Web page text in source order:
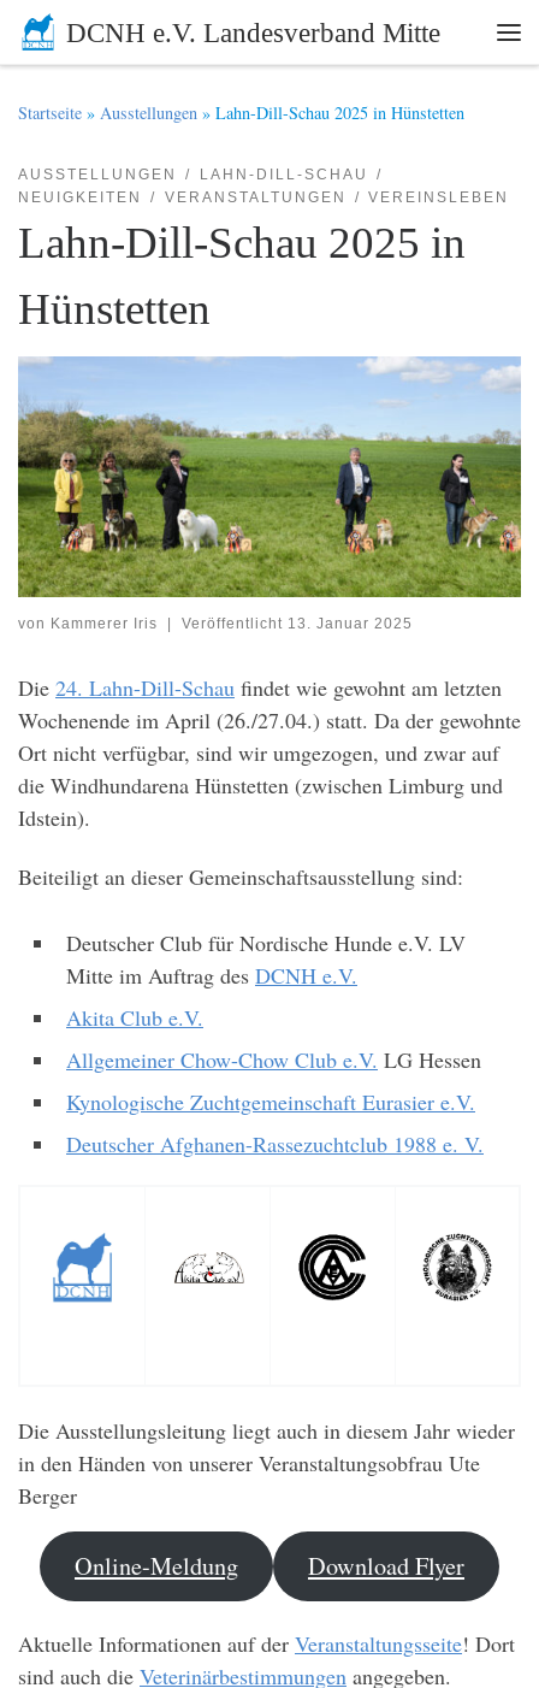
Zum Inhalt springen
DCNH e.V. Landesverband Mitte
Startseite » Ausstellungen » Lahn-Dill-Schau 2025 in Hünstetten
AUSSTELLUNGEN
LAHN-DILL-SCHAU
NEUIGKEITEN
VERANSTALTUNGEN VEREINSLEBEN
Lahn-Dill-Schau 2025 in
Hünstetten
von Kammerer Iris | Veröffentlicht 13. Januar 2025
Die 24. Lahn-Dill-Schau findet wie gewohnt am letzten
Wochenende im April (26./27.04.) statt. Da der gewohnte
Ort nicht verfügbar, sind wir umgezogen, und zwar auf
die Windhundarena Hünstetten (zwischen Limburg und
Idstein).
Beiteiligt an dieser Gemeinschaftsausstellung sind:
Deutscher Club für Nordische Hunde e.V. LV
Mitte im Auftrag des DCNH e.V.
Akita Club e.V.
Allgemeiner Chow-Chow Club e.V. LG Hessen
Kynologische Zuchtgemeinschaft Eurasier e.V.
Deutscher Afghanen-Rassezuchtclub 1988 e. V.
Die Ausstellungsleitung liegt auch in diesem Jahr wieder
in den Händen von unserer Veranstaltungsobfrau Ute
Berger
Online-Meldung Download Flyer
Aktuelle Informationen auf der Veranstaltungsseite! Dort
sind auch die Veterinärbestimmungen angegeben.